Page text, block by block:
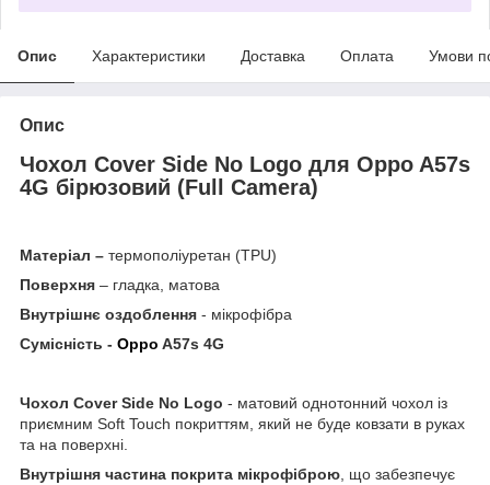
Опис Характеристики Доставка Оплата Умови
Опис
Чохол Cover Side No Logo для Oppo A57s
4G бірюзовий (Full Camera)
Матеріал – термополіуретан (TPU)
Поверхня – гладка, матова
Внутрішнє оздоблення - мікрофібра
Сумісність - Oppo A57s 4G
Чохол Cover Side No Logo - матовий однотонний чохол із
приємним Soft Touch покриттям, який не буде ковзати в руках
та на поверхні.
Внутрішня частина покрита мікрофіброю, що забезпечує